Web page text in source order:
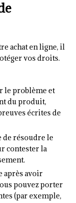
achat en ligne, il
vos droits.
le problème et
du produit,
écrites de
de résoudre le
contester la
après avoir
pouvez porter
(par exemple,